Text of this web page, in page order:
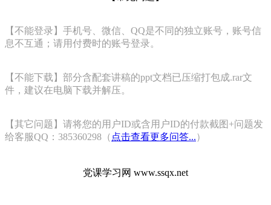
【不能登录】手机号、微信、QQ是不同的独立账号，账号信
息不互通；请用付费时的账号登录。
【不能下载】部分含配套讲稿的ppt文档已压缩打包成.rar文
件，建议在电脑下载并解压。
【其它问题】请将您的用户ID或含用户ID的付款截图+问题发
给客服QQ：385360298（ 点击查看更多问答...）
党课学习网 www.ssqx.net